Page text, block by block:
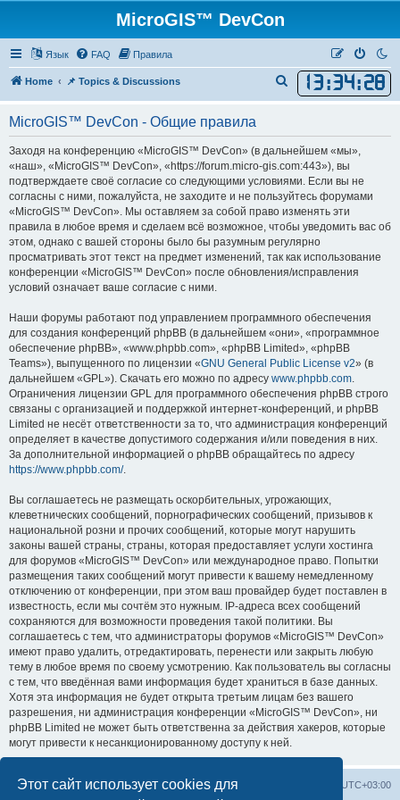
Этот сайт использует cookies для
MicroGIS™ DevCon
Язык FAQ Правила
Home 📌 Topics & Discussions 13:34:28
о
к
MicroGIS™ DevCon - Общие правила
Заходя на конференцию «MicroGIS™ DevCon» (в дальнейшем «мы»,
«наш», «MicroGIS™ DevCon», «https://forum.micro-gis.com:443»), вы
подтверждаете своё согласие со следующими условиями. Если вы не
согласны с ними, пожалуйста, не заходите и не пользуйтесь форумами
«MicroGIS™ DevCon». Мы оставляем за собой право изменять эти
правила в любое время и сделаем всё возможное, чтобы уведомить вас об
этом, однако с вашей стороны было бы разумным регулярно
просматривать этот текст на предмет изменений, так как использование
конференции «MicroGIS™ DevCon» после обновления/исправления
условий означает ваше согласие с ними.
Наши форумы работают под управлением программного обеспечения
для создания конференций phpBB (в дальнейшем «они», «программное
обеспечение phpBB», «www.phpbb.com», «phpBB Limited», «phpBB
Teams»), выпущенного по лицензии «GNU General Public License v2» (в
дальнейшем «GPL»). Скачать его можно по адресу www.phpbb.com.
Ограничения лицензии GPL для программного обеспечения phpBB строго
связаны с организацией и поддержкой интернет-конференций, и phpBB
Limited не несёт ответственности за то, что администрация конференций
определяет в качестве допустимого содержания и/или поведения в них.
За дополнительной информацией о phpBB обращайтесь по адресу
https://www.phpbb.com/.
Вы соглашаетесь не размещать оскорбительных, угрожающих,
клеветнических сообщений, порнографических сообщений, призывов к
национальной розни и прочих сообщений, которые могут нарушить
законы вашей страны, страны, которая предоставляет услуги хостинга
для форумов «MicroGIS™ DevCon» или международное право. Попытки
размещения таких сообщений могут привести к вашему немедленному
отключению от конференции, при этом ваш провайдер будет поставлен в
известность, если мы сочтём это нужным. IP-адреса всех сообщений
сохраняются для возможности проведения такой политики. Вы
соглашаетесь с тем, что администраторы форумов «MicroGIS™ DevCon»
имеют право удалить, отредактировать, перенести или закрыть любую
тему в любое время по своему усмотрению. Как пользователь вы согласны
с тем, что введённая вами информация будет храниться в базе данных.
Хотя эта информация не будет открыта третьим лицам без вашего
разрешения, ни администрация конференции «MicroGIS™ DevCon», ни
phpBB Limited не может быть ответственна за действия хакеров, которые
могут привести к несанкционированному доступу к ней.
Home 📌 Topics & Discussions UTC+03:00